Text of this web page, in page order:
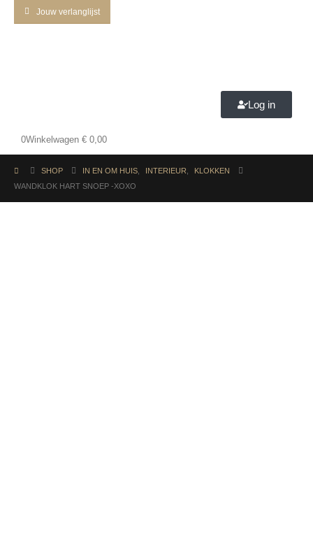
Jouw verlanglijst
Log in
0Winkelwagen € 0,00
SHOP IN EN OM HUIS INTERIEUR
KLOKKEN
WANDKLOK HART SNOEP -XOXO